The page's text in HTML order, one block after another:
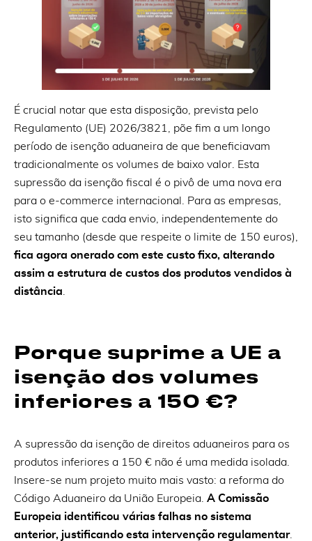
É crucial notar que esta disposição, prevista pelo
Regulamento (UE) 2026/3821, põe fim a um longo
período de isenção aduaneira de que beneficiavam
tradicionalmente os volumes de baixo valor. Esta
supressão da isenção fiscal é o pivô de uma nova era
para o e-commerce internacional. Para as empresas,
isto significa que cada envio, independentemente do
seu tamanho (desde que respeite o limite de 150 euros),
fica agora onerado com este custo fixo, alterando
assim a estrutura de custos dos produtos vendidos à
distância
Porque suprime a UE a
isenção dos volumes
inferiores a 150 €?
A supressão da isenção de direitos aduaneiros para os
produtos inferiores a 150 € não é uma medida isolada.
Insere-se num projeto muito mais vasto: a reforma do
Código Aduaneiro da União Europeia. A Comissão
Europeia identificou várias falhas no sistema
anterior, justificando esta intervenção regulamentar.